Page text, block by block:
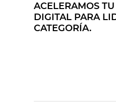
ACELERAMOS
DIGITAL PARA
CATEGORÍA.